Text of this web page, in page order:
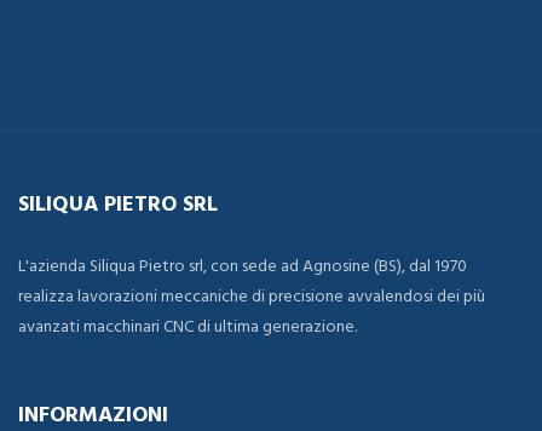
SILIQUA PIETRO SRL
L'azienda Siliqua Pietro srl, con sede ad Agnosine (BS), dal 1970
realizza lavorazioni meccaniche di precisione avvalendosi dei più
avanzati macchinari CNC di ultima generazione.
INFORMAZIONI